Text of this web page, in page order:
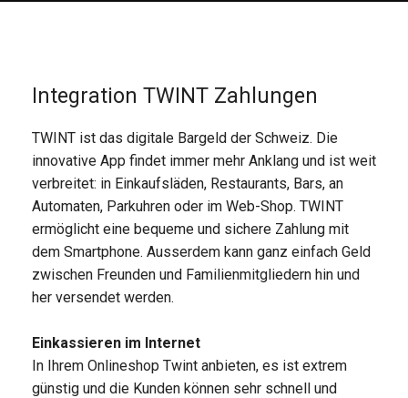
Integration TWINT Zahlungen
TWINT ist das digitale Bargeld der Schweiz. Die
innovative App findet immer mehr Anklang und ist weit
verbreitet: in Einkaufsläden, Restaurants, Bars, an
Automaten, Parkuhren oder im Web-Shop. TWINT
ermöglicht eine bequeme und sichere Zahlung mit
dem Smartphone. Ausserdem kann ganz einfach Geld
zwischen Freunden und Familienmitgliedern hin und
her versendet werden.
Einkassieren im Internet
In Ihrem Onlineshop Twint anbieten, es ist extrem
günstig und die Kunden können sehr schnell und